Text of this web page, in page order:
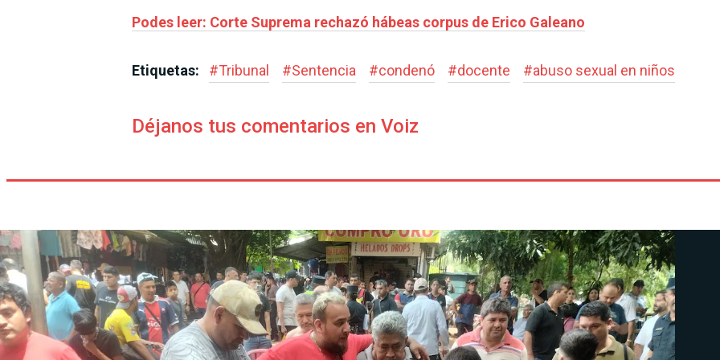
Podes leer: Corte Suprema rechazó hábeas corpus de Erico Galeano
Etiquetas: #Tribunal #Sentencia #condenó #docente #abuso sexual en niños
Déjanos tus comentarios en Voiz